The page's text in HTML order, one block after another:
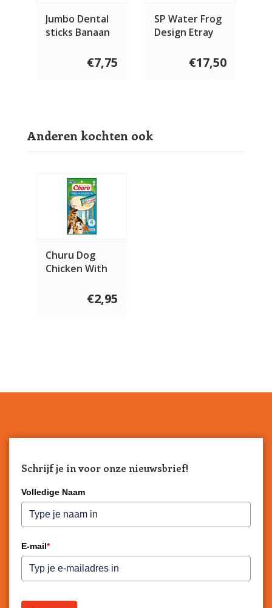
Jumbo Dental
sticks Banaan
€7,75
SP Water Frog
Design Etray
€17,50
Anderen kochten ook
Churu Dog
Chicken With
€2,95
Schrijf je in voor onze nieuwsbrief!
Volledige Naam
E-mail*